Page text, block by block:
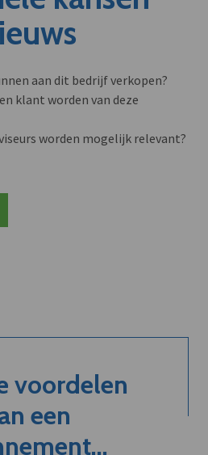
aan dit bedrijf verkopen?
klant worden van deze
worden mogelijk relevant?
voordelen
een